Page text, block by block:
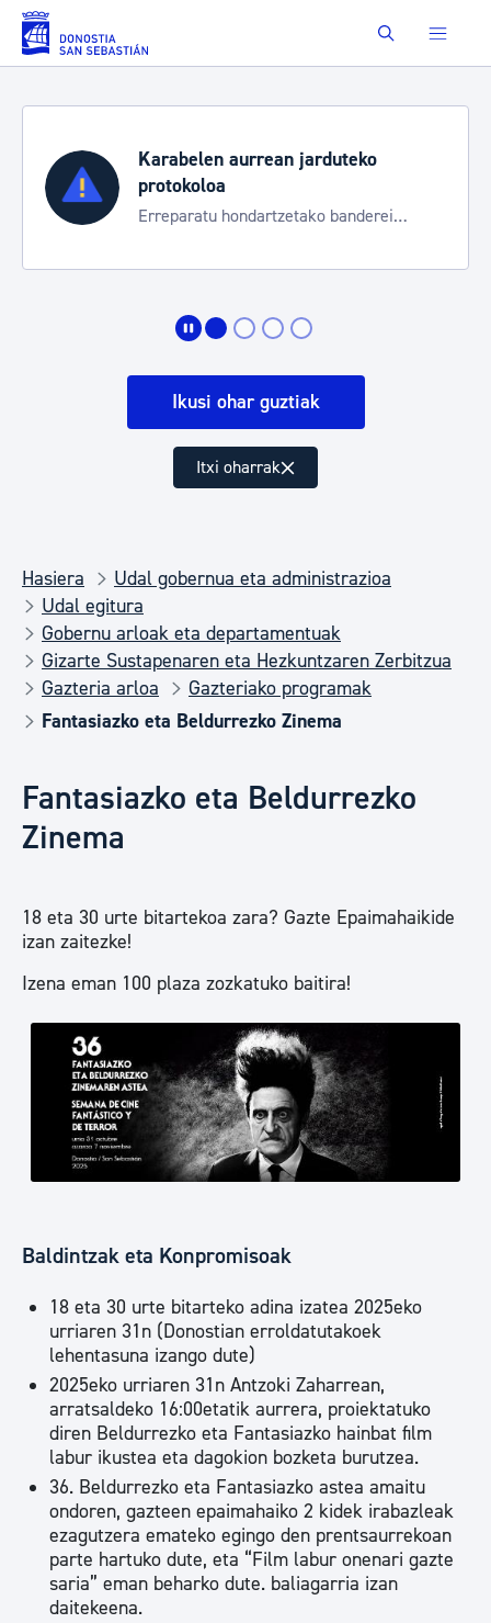
Eduki nagusira joan Buscar
Karabelen aurrean jarduteko
protokoloa
Erreparatu hondartzetako banderei
Ikusi ohar guztiak
Itxi oharrak
Hasiera
Udal gobernua eta administrazioa
Udal egitura
Gobernu arloak eta departamentuak
Gizarte Sustapenaren eta Hezkuntzaren Zerbitzua
Gazteria arloa
Gazteriako programak
Fantasiazko eta Beldurrezko Zinema
Fantasiazko eta Beldurrezko
Zinema
18 eta 30 urte bitartekoa zara? Gazte Epaimahaikide
izan zaitezke!
Izena eman 100 plaza zozkatuko baitira!
Baldintzak eta Konpromisoak
18 eta 30 urte bitarteko adina izatea 2025eko
urriaren 31n (Donostian erroldatutakoek
lehentasuna izango dute)
2025eko urriaren 31n Antzoki Zaharrean,
arratsaldeko 16:00etatik aurrera, proiektatuko
diren Beldurrezko eta Fantasiazko hainbat film
labur ikustea eta dagokion bozketa burutzea.
36. Beldurrezko eta Fantasiazko astea amaitu
ondoren, gazteen epaimahaiko 2 kidek irabazleak
ezagutzera emateko egingo den prentsaurrekoan
parte hartuko dute, eta “Film labur onenari gazte
saria” eman beharko dute. baliagarria izan
daitekeena.